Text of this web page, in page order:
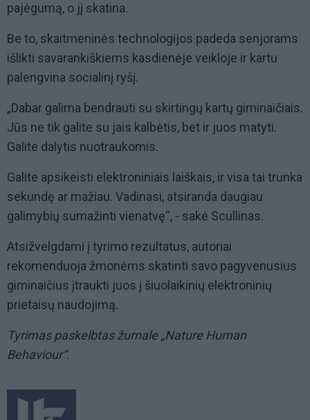
pajėgumą, o jį skatina.
Be to, skaitmeninės technologijos padeda senjorams
išlikti savarankiškiems kasdienėje veikloje ir kartu
palengvina socialinį ryšį.
„Dabar galima bendrauti su skirtingų kartų giminaičiais.
Jūs ne tik galite su jais kalbėtis, bet ir juos matyti.
Galite dalytis nuotraukomis.
Galite apsikeisti elektroniniais laiškais, ir visa tai trunka
sekundę ar mažiau. Vadinasi, atsiranda daugiau
galimybių sumažinti vienatvę“, - sakė Scullinas.
Atsižvelgdami į tyrimo rezultatus, autoriai
rekomenduoja žmonėms skatinti savo pagyvenusius
giminaičius įtraukti juos į šiuolaikinių elektroninių
prietaisų naudojimą.
Tyrimas paskelbtas žurnale „Nature Human
Behaviour“.